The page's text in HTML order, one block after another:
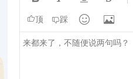
顶 踩  